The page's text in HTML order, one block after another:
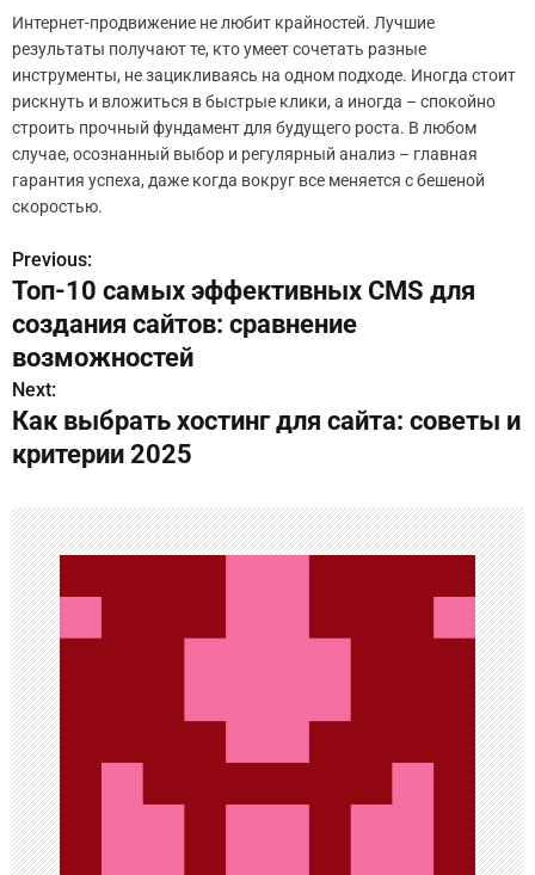
Интернет-продвижение не любит крайностей. Лучшие
результаты получают те, кто умеет сочетать разные
инструменты, не зацикливаясь на одном подходе. Иногда стоит
рискнуть и вложиться в быстрые клики, а иногда – спокойно
строить прочный фундамент для будущего роста. В любом
случае, осознанный выбор и регулярный анализ – главная
гарантия успеха, даже когда вокруг все меняется с бешеной
скоростью.
Н
а
в
и
г
ц
и
я
п
о
з
а
п
Previous:
Топ-10 самых эффективных CMS для
создания сайтов: сравнение
возможностей
Next:
Как выбрать хостинг для сайта: советы и
критерии 2025